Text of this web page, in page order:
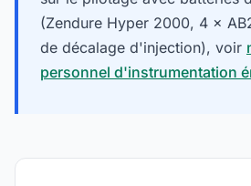
(Zendure Hyper 2000, 4 ×
de décalage d'injection), voir
personnel d'instrumentation